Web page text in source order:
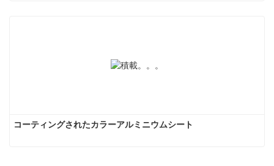
コーティングされたカラーアルミニウムシート